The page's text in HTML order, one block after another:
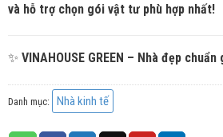
và hỗ trợ chọn gói vật tư phù hợp nhất!
✨ VINAHOUSE GREEN – Nhà đẹp
Danh mục: Nhà kinh tế